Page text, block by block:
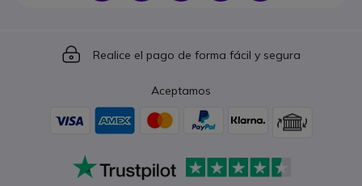
Icon
Realice el pago de forma fácil y segura
Aceptamos